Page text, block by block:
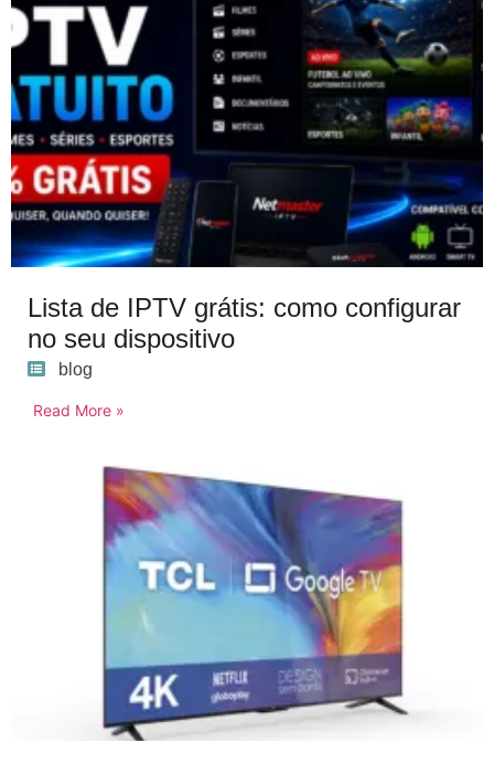
Lista de IPTV grátis: como configurar
no seu dispositivo
blog
Read More »